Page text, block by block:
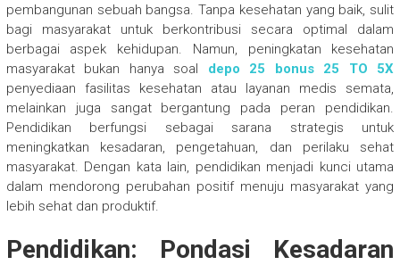
pembangunan sebuah bangsa. Tanpa kesehatan yang baik, sulit
bagi masyarakat untuk berkontribusi secara optimal dalam
berbagai aspek kehidupan. Namun, peningkatan kesehatan
masyarakat bukan hanya soal depo 25 bonus 25 TO 5X
penyediaan fasilitas kesehatan atau layanan medis semata,
melainkan juga sangat bergantung pada peran pendidikan.
Pendidikan berfungsi sebagai sarana strategis untuk
meningkatkan kesadaran, pengetahuan, dan perilaku sehat
masyarakat. Dengan kata lain, pendidikan menjadi kunci utama
dalam mendorong perubahan positif menuju masyarakat yang
lebih sehat dan produktif.
Pendidikan: Pondasi Kesadaran